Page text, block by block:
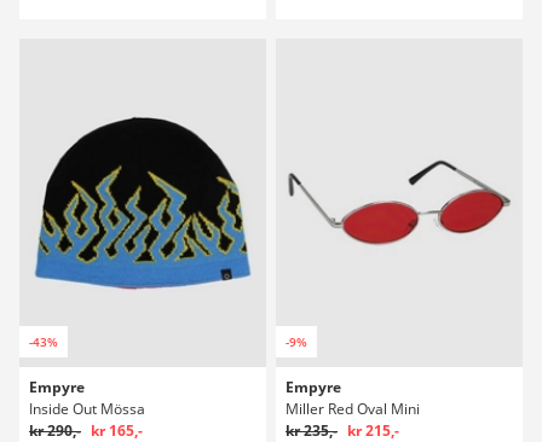
-43%
Empyre
Inside Out Mössa
kr 290,- kr 165,-
-9%
Empyre
Miller Red Oval Mini
kr 235,- kr 215,-